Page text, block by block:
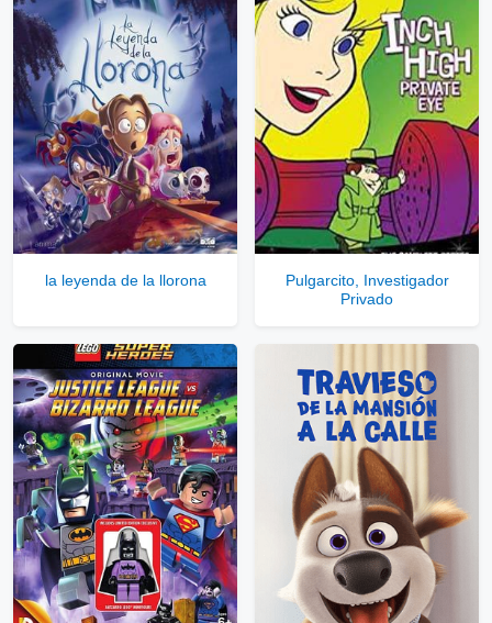
la leyenda de la llorona
Pulgarcito, Investigador
Privado